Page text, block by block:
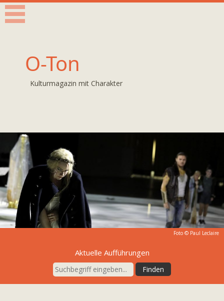
O-Ton
Kulturmagazin mit Charakter
Foto © Paul Leclaire
Aktuelle Aufführungen